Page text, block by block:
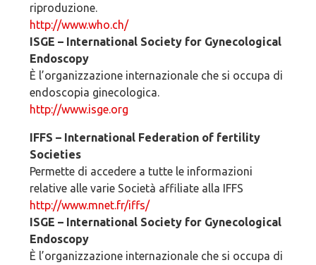
riproduzione.
http://www.who.ch/
ISGE – International Society for Gynecological
Endoscopy
È l’organizzazione internazionale che si occupa di
endoscopia ginecologica.
http://www.isge.org
IFFS – International Federation of fertility
Societies
Permette di accedere a tutte le informazioni
relative alle varie Società affiliate alla IFFS
http://www.mnet.fr/iffs/
ISGE – International Society for Gynecological
Endoscopy
È l’organizzazione internazionale che si occupa di